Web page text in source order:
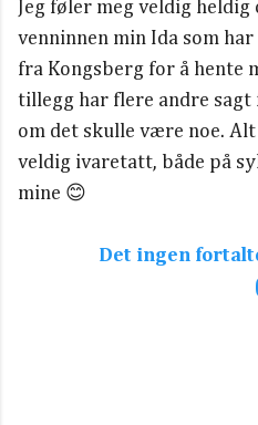
Jeg føler meg veldig
venninnen min Ida som
fra Kongsberg for å hente
tillegg har flere andre sagt
om det skulle være noe.
veldig ivaretatt, både på
mine 😊
Det ingen